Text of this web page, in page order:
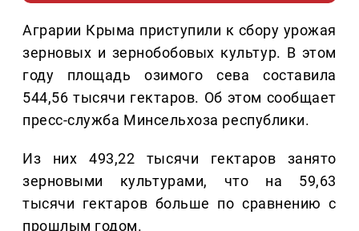
Аграрии Крыма приступили к сбору урожая
зерновых и зернобобовых культур. В этом
году площадь озимого сева составила
544,56 тысячи гектаров. Об этом сообщает
пресс-служба Минсельхоза республики.
Из них 493,22 тысячи гектаров занято
зерновыми культурами, что на 59,63
тысячи гектаров больше по сравнению с
прошлым годом.